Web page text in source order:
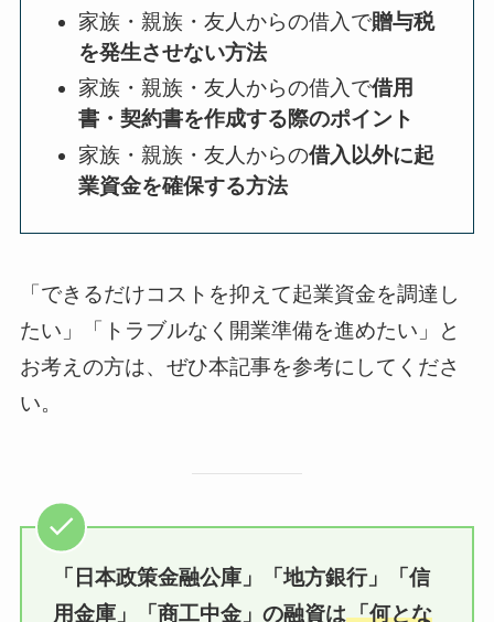
家族・親族・友人からの借入で贈与税
を発生させない方法
家族・親族・友人からの借入で借用
書・契約書を作成する際のポイント
家族・親族・友人からの借入以外に起
業資金を確保する方法
「できるだけコストを抑えて起業資金を調達し
たい」「トラブルなく開業準備を進めたい」と
お考えの方は、ぜひ本記事を参考にしてくださ
い。
「日本政策金融公庫」「地方銀行」「信
用金庫」
「商工中金」の融資は「何とな